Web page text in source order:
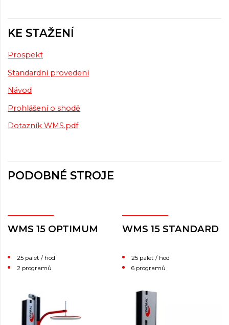
KE STAŽENÍ
Prospekt
Standardní provedení
Návod
Prohlášení o shodě
Dotazník WMS.pdf
PODOBNÉ STROJE
WMS 15 OPTIMUM
25 palet / hod
2 programů
WMS 15 STANDARD
25 palet / hod
6 programů